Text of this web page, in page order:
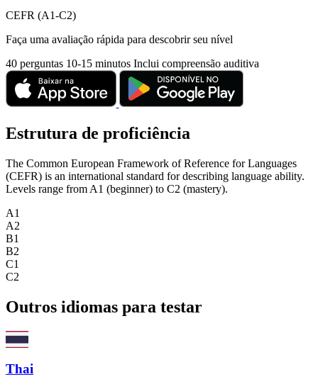
CEFR (A1-C2)
Faça uma avaliação rápida para descobrir seu nível
40 perguntas 10-15 minutos Inclui compreensão auditiva
Estrutura de proficiência
The Common European Framework of Reference for Languages
(CEFR) is an international standard for describing language ability.
Levels range from A1 (beginner) to C2 (mastery).
A1
A2
B1
B2
C1
C2
Outros idiomas para testar
Thai